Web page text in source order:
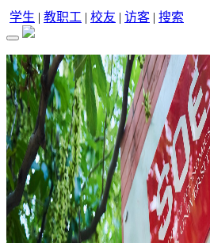
学生 | 教职工 | 校友 | 访客 | 搜索
首 页
学院概况
学院简介
学院领导
校园风景
历史沿革
联系我们
院系部门
院系设置
党群组织